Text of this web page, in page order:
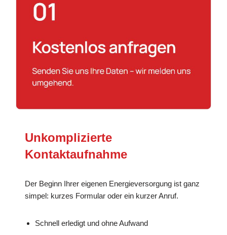
Unkomplizierte
Kontaktaufnahme
Der Beginn Ihrer eigenen Energieversorgung ist ganz
simpel: kurzes Formular oder ein kurzer Anruf.
Schnell erledigt und ohne Aufwand